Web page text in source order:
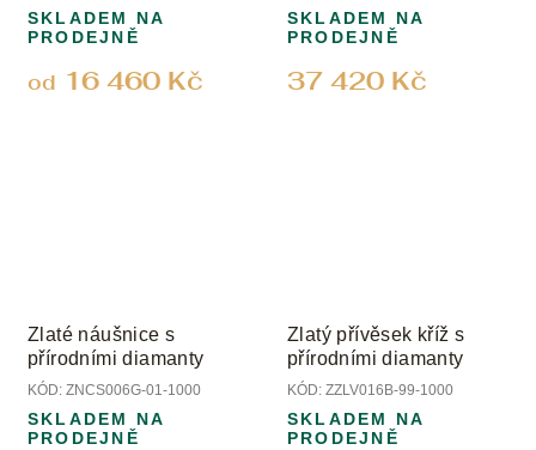
od 16 460 Kč
SKLADEM NA
PRODEJNĚ
37 420 Kč
SKLADEM NA
PRODEJNĚ
Zlaté náušnice s
přírodními diamanty
KÓD: ZNCS006G-01-1000
SKLADEM NA
PRODEJNĚ
Zlatý přívěsek kříž s
přírodními diamanty
KÓD: ZZLV016B-99-1000
SKLADEM NA
PRODEJNĚ